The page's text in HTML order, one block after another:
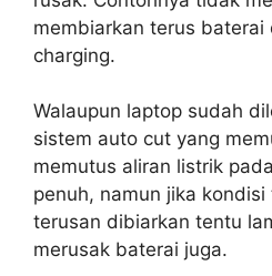
membiarkan terus baterai
charging.
Walaupun laptop sudah
sistem auto cut yang
memutus aliran listrik
penuh, namun jika
terusan dibiarkan tentu
merusak baterai juga.